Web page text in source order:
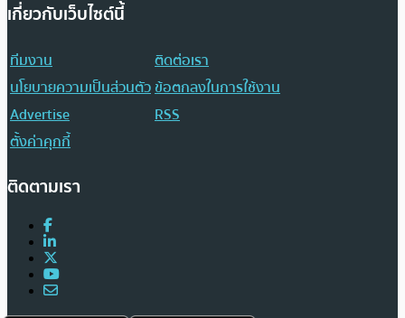
เกี่ยวกับเว็บไซต์นี้
ทีมงาน
ติดต่อเรา
นโยบายความเป็นส่วนตัวข้อตกลงในการใช้งาน
Advertise
RSS
ตั้งค่าคุกกี้
ติดตามเรา